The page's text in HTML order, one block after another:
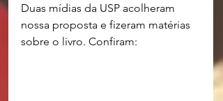
Duas mídias da USP acolheram
nossa proposta e fizeram matérias
sobre o livro. Confiram: